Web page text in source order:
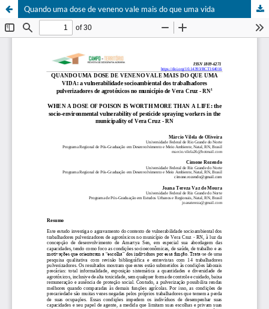
Quando uma dose de veneno vale mais do que uma vida